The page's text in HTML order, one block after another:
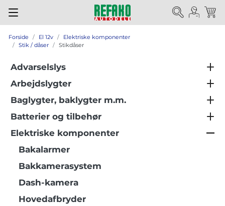
Forside El 12v
Elektriske komponenter
Stik / dåser
Stikdåser
Advarselslys
Arbejdslygter
Baglygter, baklygter m.m.
Batterier og tilbehør
Elektriske komponenter
Bakalarmer
Bakkamerasystem
Dash-kamera
Hovedafbryder